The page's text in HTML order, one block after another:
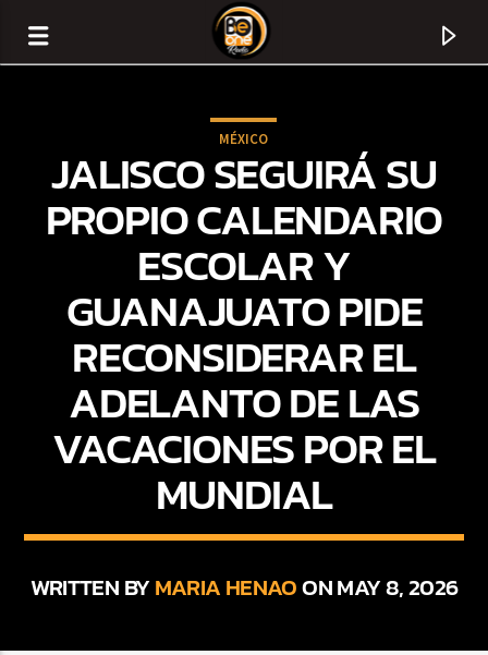
CURRENT TRACK
TITLE
ARTIST
CURRENT SHOW
MÉXICO
JALISCO SEGUIRÁ SU
PROPIO CALENDARIO
ESCOLAR Y
GUANAJUATO PIDE
RECONSIDERAR EL
ADELANTO DE LAS
VACACIONES POR EL
MUNDIAL
WRITTEN BYMARIA HENAOON MAY 8, 2026